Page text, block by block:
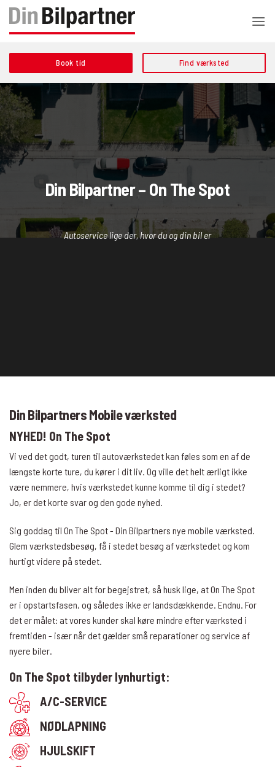
Fortsæt
indhold
Book tid Find værksted
Din Bilpartner – On The Spot
Autoservice lige der, hvor du og din bil er
Din Bilpartners Mobile værksted
NYHED! On The Spot
Vi ved det godt, turen til autoværkstedet kan føles som en af de
længste korte ture, du kører i dit liv. Og ville det helt ærligt ikke
være nemmere, hvis værkstedet kunne komme til dig i stedet?
Jo, er det korte svar og den gode nyhed.
Sig goddag til On The Spot - Din Bilpartners nye mobile værksted.
Glem værkstedsbesøg, få i stedet besøg af værkstedet og kom
hurtigt videre på stedet.
Men inden du bliver alt for begejstret, så husk lige, at On The Spot
er i opstartsfasen, og således ikke er landsdækkende. Endnu. For
det er målet: at vores kunder skal køre mindre efter værksted i
fremtiden - især når det gælder små reparationer og service af
nyere biler.
On The Spot tilbyder lynhurtigt:
A/C-SERVICE
NØDLAPNING
HJULSKIFT